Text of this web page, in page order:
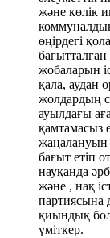
және көлік
өңірдегі
жобаларын
қала, аудан
жолдардың
ауылдағы
қамтамасыз
жаңалануын
бағыт етіп
науқанда
және , нақ
партиясына
қиындық
үміткер.